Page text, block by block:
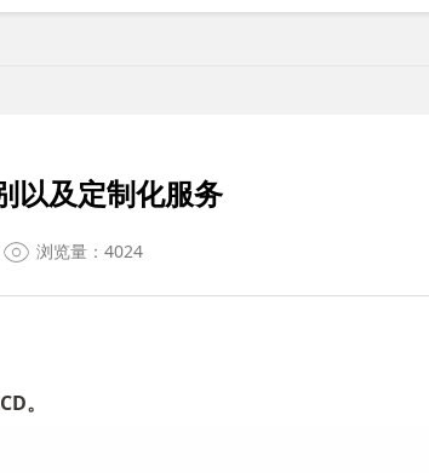
以及定制化服务
浏览量：4024
。